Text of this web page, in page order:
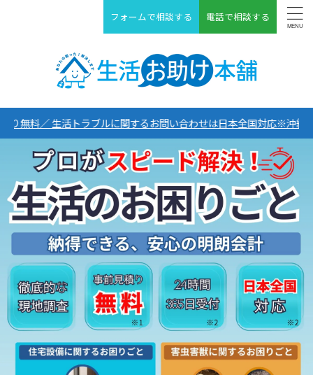
フォームで相談する 電話で相談する
生活トラブルに関するお問い合わせは日本全国対応※沖縄、離島は